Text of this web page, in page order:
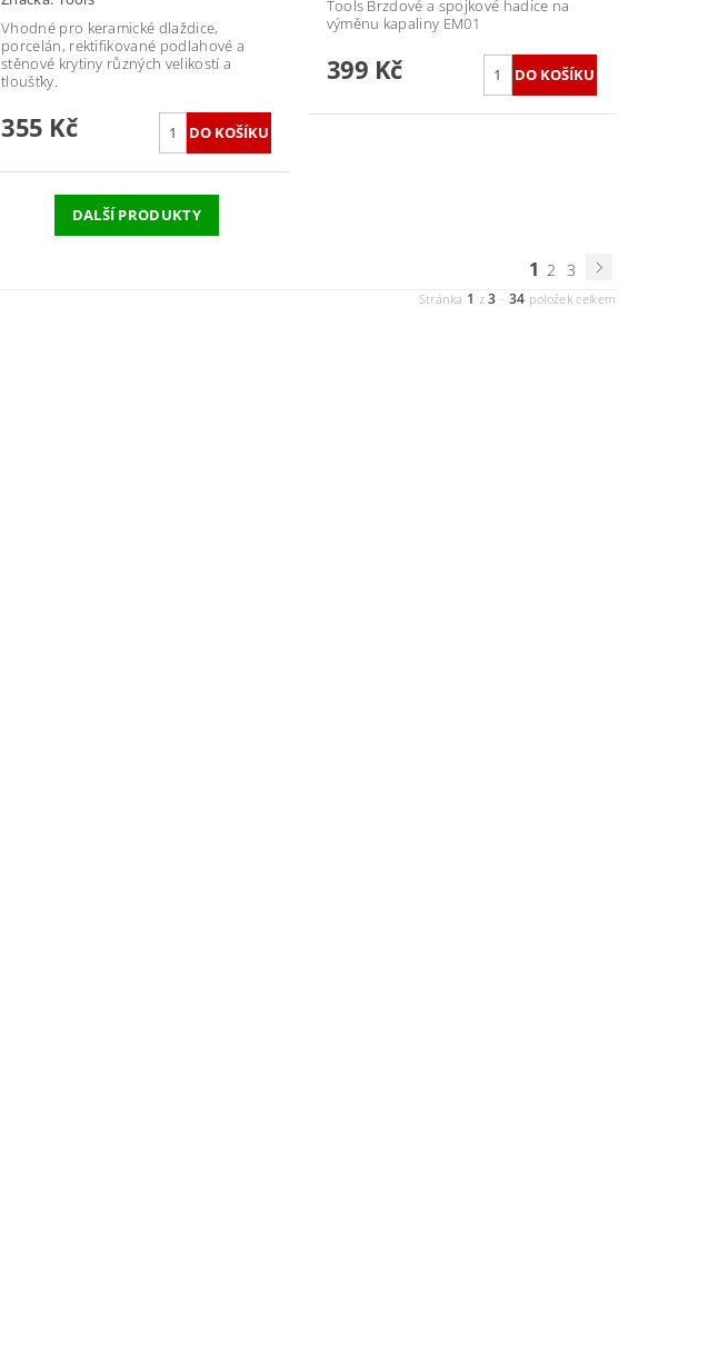
Vhodné pro keramické dlaždice,
porcelán, rektifikované podlahové a
stěnové krytiny různých velikostí a
tloušťky.
355 Kč
Tools Brzdové a spojkové hadice na
výměnu kapaliny EM01
399 Kč
DALŠÍ PRODUKTY
1 2 3
Stránka 1 z3 - 34 položek celkem